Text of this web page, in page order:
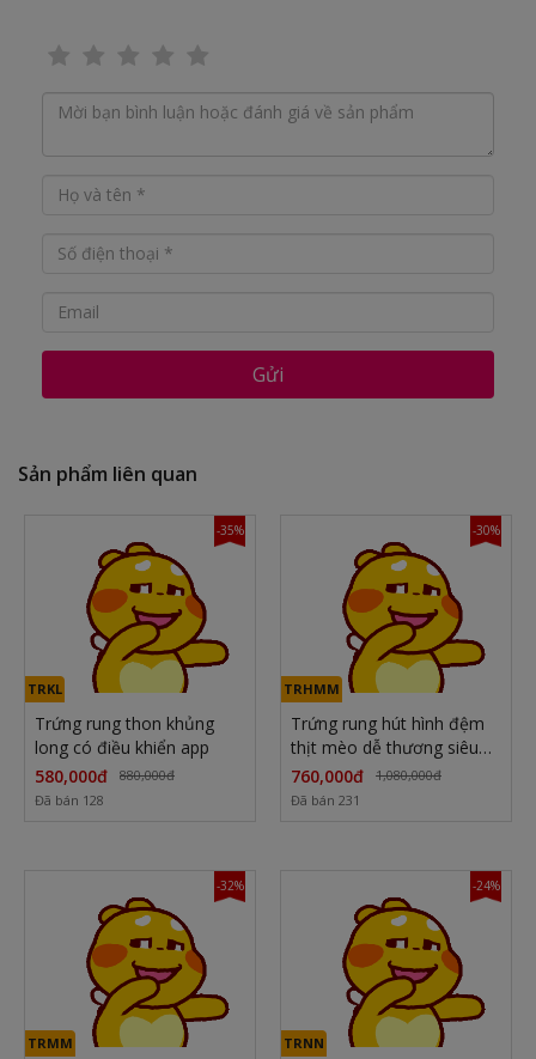
Gửi
Sản phẩm liên quan
-35%
TRKL
Trứng rung thon khủng
long có điều khiển app
580,000đ
880,000đ
Đã bán 128
-30%
TRHMM
Trứng rung hút hình đệm
thịt mèo dễ thương siêu
kích thích điều khiển qua
APP
760,000đ
1,080,000đ
Đã bán 231
-32%
TRMM
-24%
TRNN